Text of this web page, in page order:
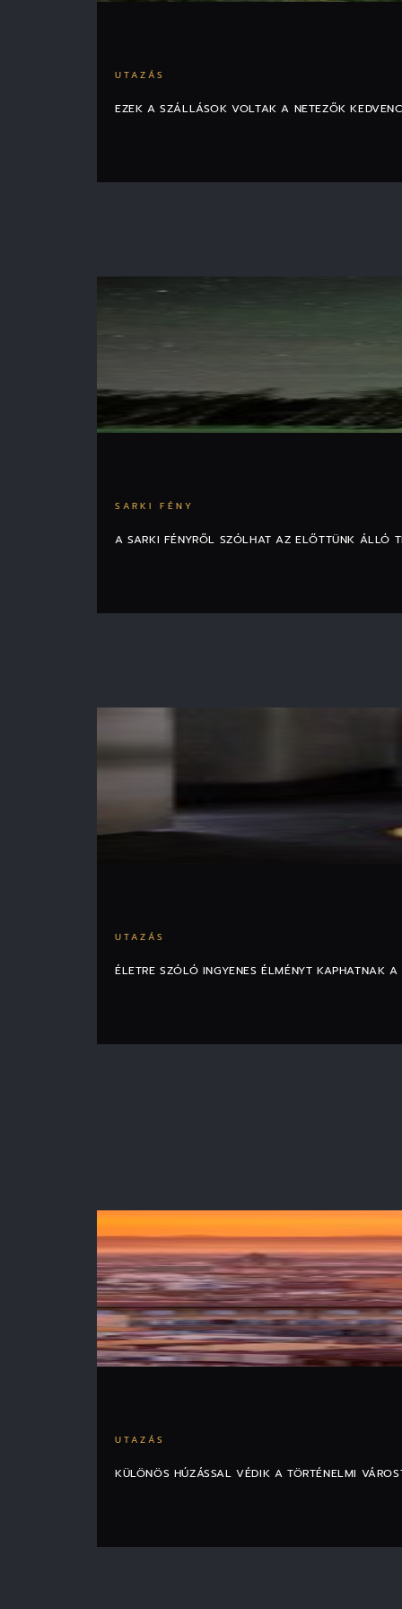
UTAZÁS
EZEK A SZÁLLÁSOK VOLTAK A NETEZŐK
SARKI FÉNY
A SARKI FÉNYRŐL SZÓLHAT AZ ELŐTTÜNK ÁLLÓ
UTAZÁS
ÉLETRE SZÓLÓ INGYENES ÉLMÉNYT KAPHATNAK
UTAZÁS
KÜLÖNÖS HÚZÁSSAL VÉDIK A TÖRTÉNELMI